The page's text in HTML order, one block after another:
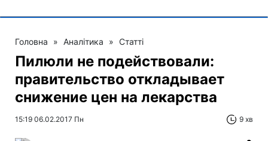
Головна » Аналітика » Статті
Пилюли не подействовали:
правительство откладывает
снижение цен на лекарства
15:19 06.02.2017 Пн 9 хв